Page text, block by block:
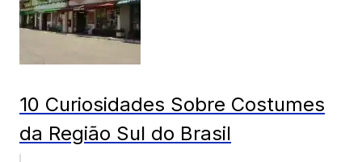
10 Curiosidades Sobre Costumes
da Região Sul do Brasil